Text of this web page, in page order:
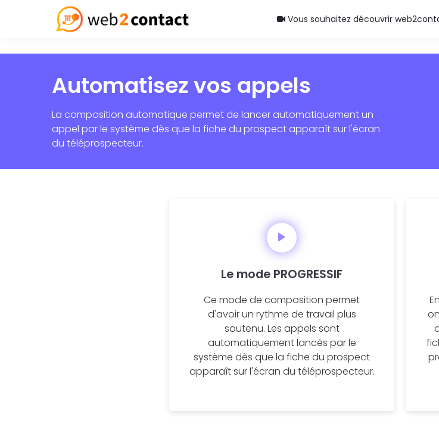
Vous souhaitez découvrir
Automatisez vos appels
La composition automatique permet de lancer automatiquement un
appel par le système dès que la fiche du prospect apparaît sur l'écran
du téléprospecteur.
Le mode PROGRESSIF
Ce mode de composition permet
d'avoir un rythme de travail plus
soutenu. Les appels sont
automatiquement lancés par le
système dès que la fiche du prospect
apparaît sur l'écran du téléprospecteur.